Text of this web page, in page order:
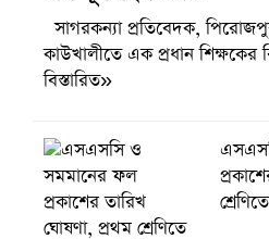
সাগরকন্যা প্রতিবেদক,
কাউখালীতে এক প্রধান শিক্ষকের
বিস্তারিত»